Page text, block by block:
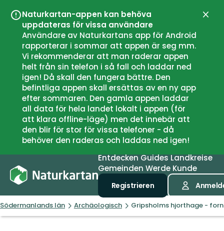
Naturkartan-appen kan behöva
uppdateras för vissa användare
Användare av Naturkartans app för Android
rapporterar i sommar att appen är seg mm.
Vi rekommenderar att man raderar appen
helt från sin telefon i så fall och laddar ned
igen! Då skall den fungera bättre. Den
befintliga appen skall ersättas av en ny app
efter sommaren. Den gamla appen laddar
all data för hela landet lokalt i appen (för
att klara offline-läge) men det innebär att
den blir för stor för vissa telefoner - då
behöver den raderas och laddas ned igen!
EntdeckenGuidesLandkreise
Gemeinden Werde Kunde
Registrieren
Södermanlands län Archäologisch Gripsholms hjorthage -